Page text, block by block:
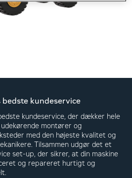
bedste kundeservice
kundeservice, der dækker hele
montører og
med den højeste kvalitet og
Tilsammen udgør det et
set-up, der sikrer, at din maskine
og repareret hurtigt og